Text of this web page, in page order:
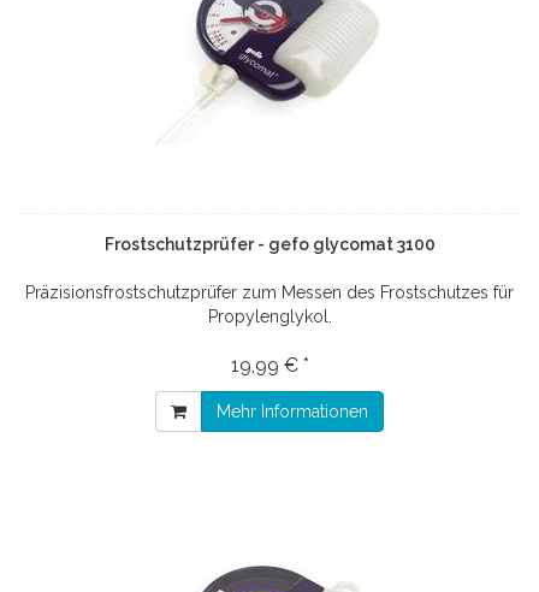
Frostschutzprüfer - gefo glycomat 3100
Präzisionsfrostschutzprüfer zum Messen des Frostschutzes für
Propylenglykol.
19,99 € *
Mehr Informationen